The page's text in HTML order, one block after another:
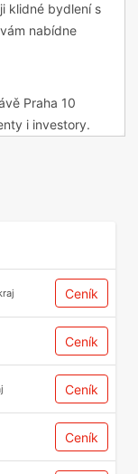
klidné bydlení s
nabídne
Praha 10
i investory.
Ceník
Ceník
Ceník
Ceník